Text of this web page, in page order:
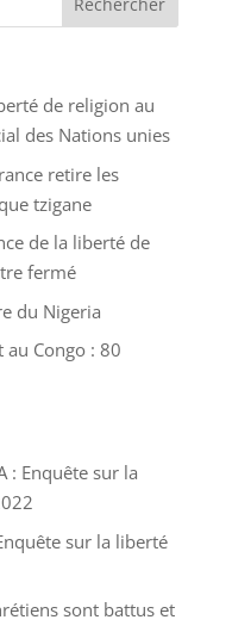
de religion au
des Nations unies
retire les
tzigane
de la liberté de
fermé
du Nigeria
Congo : 80
: Enquête sur la
sur la liberté
sont battus et